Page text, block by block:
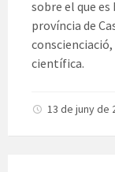
sobre el que
província de
científica.
13 de juny de